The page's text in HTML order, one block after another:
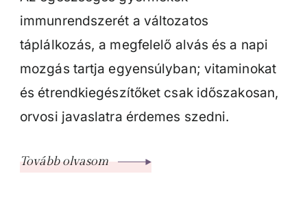
immunrendszerét a változatos
táplálkozás, a megfelelő alvás és a napi
mozgás tartja egyensúlyban; vitaminokat
és étrendkiegészítőket csak időszakosan,
orvosi javaslatra érdemes szedni.
Tovább olvasom